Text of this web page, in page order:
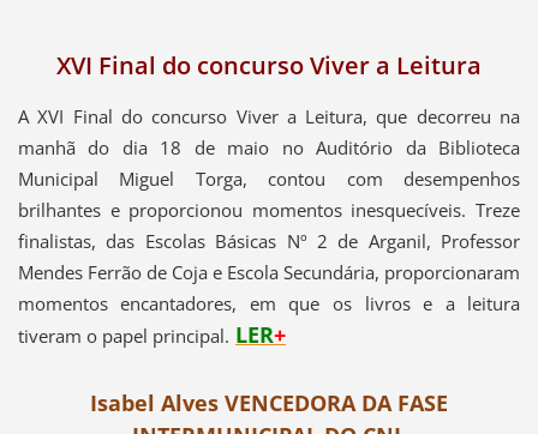
XVI Final do concurso Viver a Leitura
A XVI Final do concurso Viver a Leitura, que decorreu na
manhã do dia 18 de maio no Auditório da Biblioteca
Municipal Miguel Torga, contou com desempenhos
brilhantes e proporcionou momentos inesquecíveis. Treze
finalistas, das Escolas Básicas Nº 2 de Arganil, Professor
Mendes Ferrão de Coja e Escola Secundária, proporcionaram
momentos encantadores, em que os livros e a leitura
tiveram o papel principal. LER+
Isabel Alves VENCEDORA DA FASE